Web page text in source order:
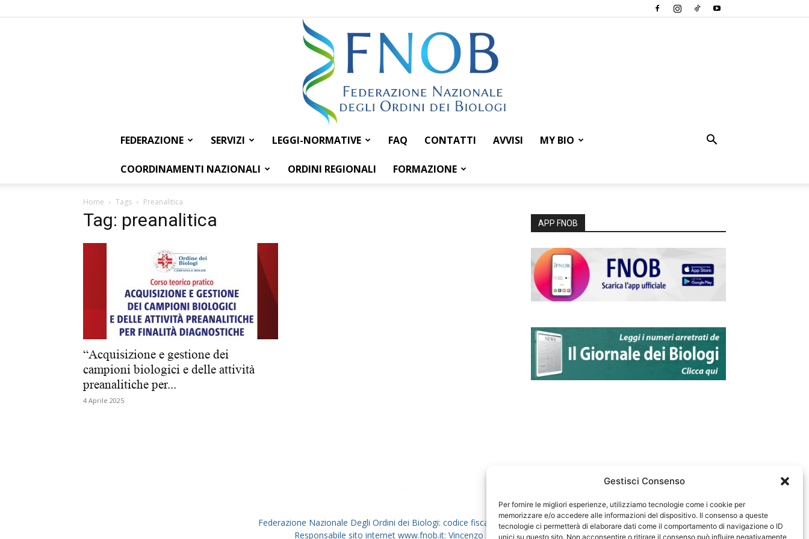
Gestisci Consenso
Per fornire le migliori esperienze, utilizziamo tecnologie come i cookie per
memorizzare e/o accedere alle informazioni del dispositivo. Il consenso a queste
tecnologie ci permetterà di elaborare dati come il comportamento di navigazione o ID
unici su questo sito. Non acconsentire o ritirare il consenso può influire negativamente
Federazione
FEDERAZIONE SERVIZI LEGGI-NORMATIVE FAQ CONTATTI AVVISI MY BIO
COORDINAMENTI NAZIONALI ORDINI REGIONALI FORMAZIONE
Home Tags Preanalitica
Tag: preanalitica
“Acquisizione e gestione dei
campioni biologici e delle attività
preanalitiche per...
4 Aprile 2025
APP FNOB
Federazione Nazionale Degli Ordini dei Biologi: codice fiscale 80069130583
Responsabile sito internet www.fnob.it: Vincenzo D'Anna